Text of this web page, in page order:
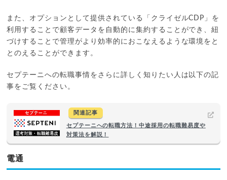
また、オプションとして提供されている「クライゼルCDP」を
利用することで顧客データを自動的に集約することができ、紐
づけすることで管理がより効率的におこなえるような環境をと
とのえることができます。
セプテーニへの転職事情をさらに詳しく知りたい人は以下の記
事をご覧ください。
関連記事
セプテーニへの転職方法！中途採用の転職難易度や
対策法を解説！
電通